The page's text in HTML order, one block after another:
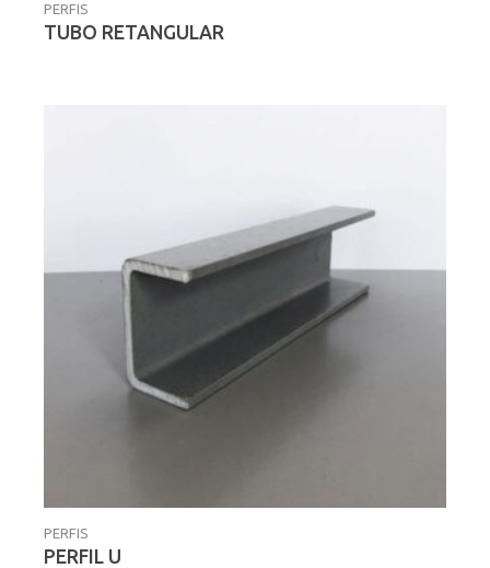
PERFIS
TUBO RETANGULAR
PERFIS
PERFIL U